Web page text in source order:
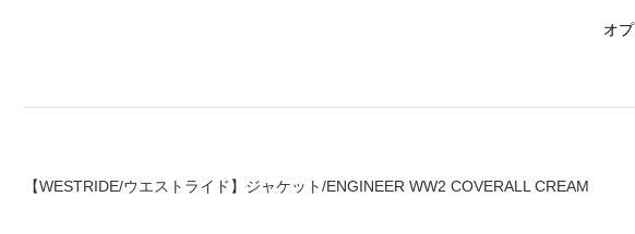
オ
【WESTRIDE/ウエストライド】ジャケット/ENGINEER WW2 COVERALL CREAM